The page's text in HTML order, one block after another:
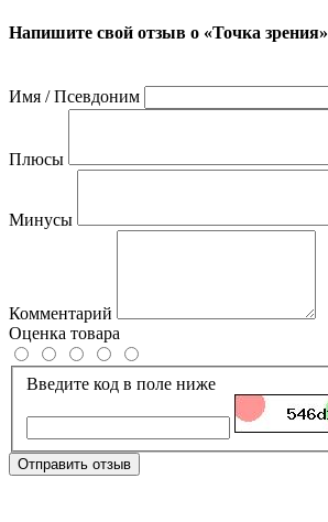
Напишите свой отзыв о «Точка зрения»
Имя / Псевдоним
Плюсы
Минусы
Комментарий
Оценка товара
Введите код в поле ниже
Отправить отзыв